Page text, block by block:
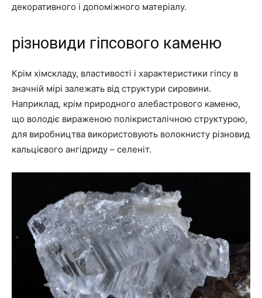
декоративного і допоміжного матеріалу.
різновиди гіпсового каменю
Крім хімскладу, властивості і характеристики гіпсу в
значній мірі залежать від структури сировини.
Наприклад, крім природного алебастрового каменю,
що володіє вираженою полікристалічною структурою,
для виробництва використовують волокнисту різновид
кальцієвого ангідриду – селеніт.